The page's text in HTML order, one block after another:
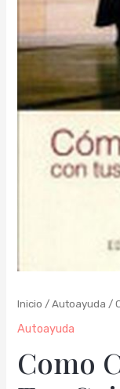
Inicio /Autoayuda /
Autoayuda
Como